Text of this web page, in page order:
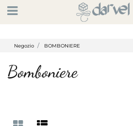
Open
Negozio BOMBONIERE
Bomboniere